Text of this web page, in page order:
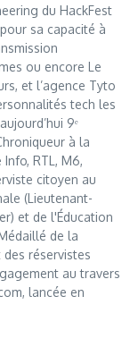
du HackFest
sa capacité à
ou encore Le
et l’agence Tyto
tech les
9ᵉ
à la
RTL, M6,
citoyen au
(Lieutenant-
et de l'Éducation
de la
réservistes
au travers
lancée en